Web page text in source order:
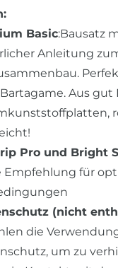
Basic:Bausatz
Anleitung
Aus gut
Pro und Bright
Empfehlung für
(nicht
die
um zu